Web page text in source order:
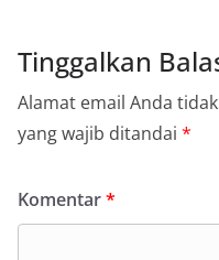
Tinggalkan
Alamat email Anda
yang wajib ditandai *
Komentar*